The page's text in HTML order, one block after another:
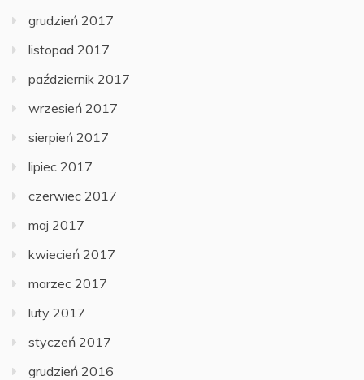
grudzień 2017
listopad 2017
październik 2017
wrzesień 2017
sierpień 2017
lipiec 2017
czerwiec 2017
maj 2017
kwiecień 2017
marzec 2017
luty 2017
styczeń 2017
grudzień 2016